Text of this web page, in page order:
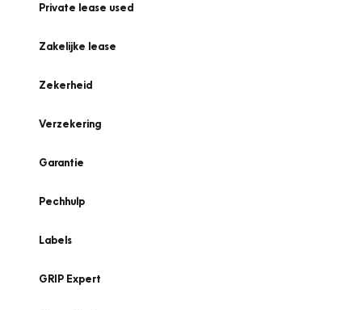
Private lease used
Zakelijke lease
Zekerheid
Verzekering
Garantie
Pechhulp
Labels
GRIP Expert